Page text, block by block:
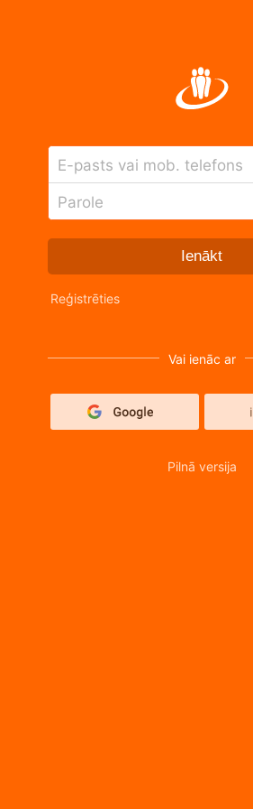
E-pasts vai mob. telefons
Parole
Ienākt
Reģistrēties
Vai ienāc ar
Pilnā versija